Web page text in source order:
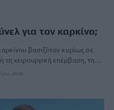
για τον καρκίνο;
βασιζόταν κυρίως σε
τη χειρουργική επέμβαση, τη…
2026